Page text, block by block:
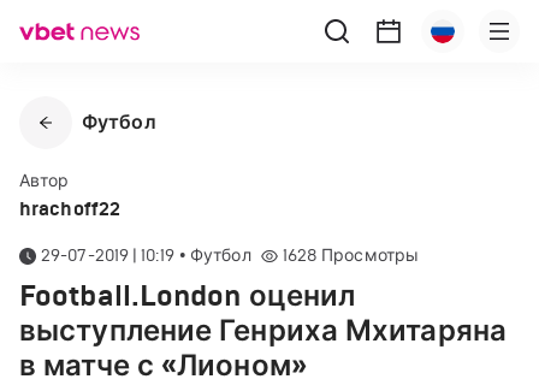
Футбол
Автор
hrachoff22
29-07-2019 | 10:19 • Футбол 1628 Просмотры
Football.London оценил
выступление Генриха Мхитаряна
в матче с «Лионом»